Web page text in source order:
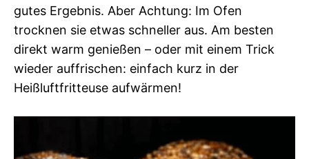
gutes Ergebnis. Aber Achtung: Im Ofen
trocknen sie etwas schneller aus. Am besten
direkt warm genießen – oder mit einem Trick
wieder auffrischen: einfach kurz in der
Heißluftfritteuse aufwärmen!